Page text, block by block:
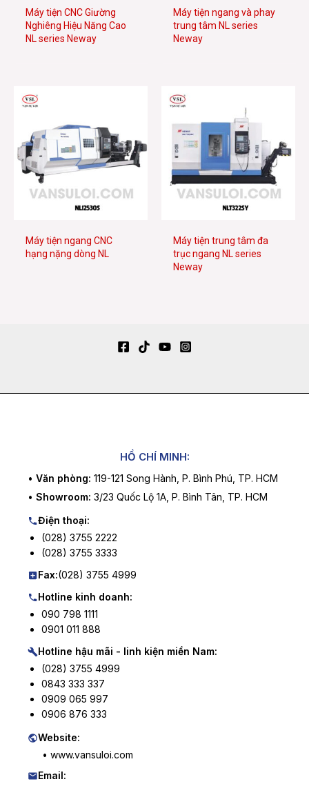
Máy tiện CNC Giường
Nghiêng Hiệu Năng Cao
NL series Neway
Máy tiện ngang và phay
trung tâm NL series
Neway
Máy tiện ngang CNC
hạng nặng dòng NL
Máy tiện trung tâm đa
trục ngang NL series
Neway
HỒ CHÍ MINH:
• Văn phòng: 119-121 Song Hành, P. Bình Phú, TP. HCM
• Showroom: 3/23 Quốc Lộ 1A, P. Bình Tân, TP. HCM
Điện thoại:
(028) 3755 2222
(028) 3755 3333
Fax:(028) 3755 4999
Hotline kinh doanh:
090 798 1111
0901 011 888
Hotline hậu mãi - linh kiện miền Nam:
(028) 3755 4999
0843 333 337
0909 065 997
0906 876 333
Website:
• www.vansuloi.com
Email: